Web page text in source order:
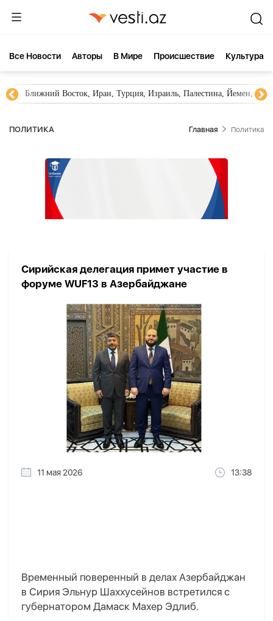
Все Новости Aвторы В Мире Происшествие Культура
Ближний Восток, Иран, Турция, Израиль, Палестина, Йемен,
ПОЛИТИКА Главная Политика
Сирийская делегация примет участие в
форуме WUF13 в Азербайджане
11 мая 2026 13:38
Временный поверенный в делах Азербайджан
в Сирия Эльнур Шаххусейнов встретился с
губернатором Дамаск Махер Эдлиб.